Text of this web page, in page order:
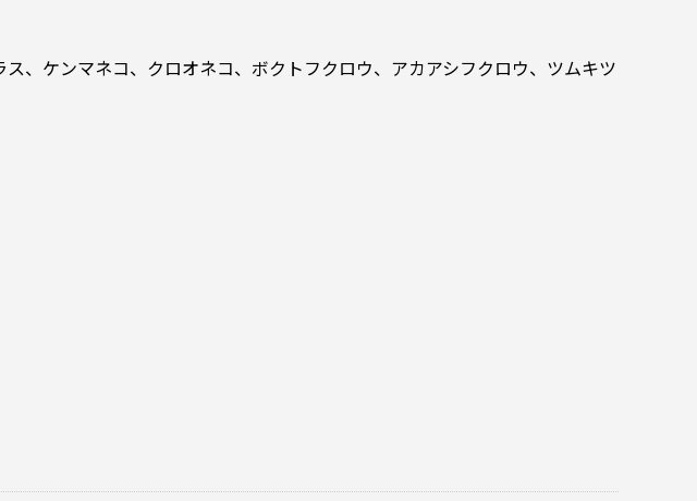
、ケンマネコ、クロオネコ、ボクトフクロウ、アカアシフクロウ、ツムキツ